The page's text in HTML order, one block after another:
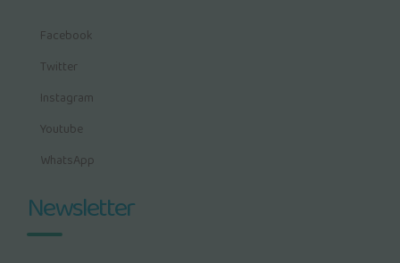
Facebook
Twitter
Instagram
Youtube
WhatsApp
Newsletter